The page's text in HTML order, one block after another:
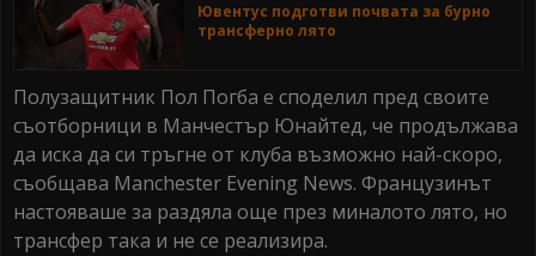
Ювентус подготви почвата за бурно
трансферно лято
Полузащитник Пол Погба е споделил пред своите
съотборници в Манчестър Юнайтед, че продължава
да иска да си тръгне от клуба възможно най-скоро,
съобщава Manchester Evening News. Французинът
настояваше за раздяла още през миналото лято, но
трансфер така и не се реализира.